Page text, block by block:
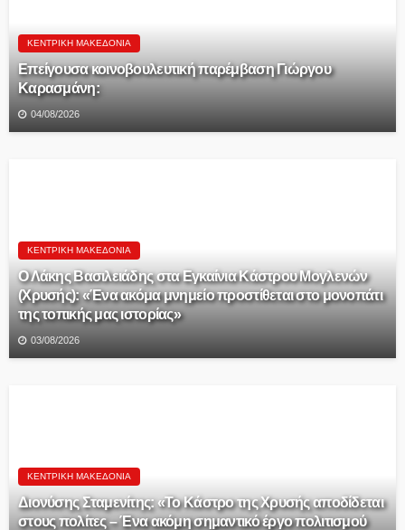
ΚΕΝΤΡΙΚΉ ΜΑΚΕΔΟΝΊΑ
Επείγουσα κοινοβουλευτική παρέμβαση Γιώργου
Καρασμάνη:
04/08/2026
ΚΕΝΤΡΙΚΉ ΜΑΚΕΔΟΝΊΑ
Ο Λάκης Βασιλειάδης στα Εγκαίνια Κάστρου Μογλενών
(Χρυσής): «Ένα ακόμα μνημείο προστίθεται στο μονοπάτι
της τοπικής μας ιστορίας»
03/08/2026
ΚΕΝΤΡΙΚΉ ΜΑΚΕΔΟΝΊΑ
Διονύσης Σταμενίτης: «Το Κάστρο της Χρυσής αποδίδεται
στους πολίτες – Ένα ακόμη σημαντικό έργο πολιτισμού